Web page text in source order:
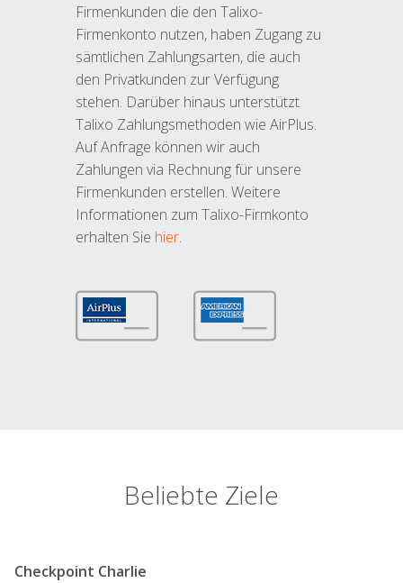
Firmenkunden die den Talixo-
Firmenkonto nutzen, haben Zugang zu
sämtlichen Zahlungsarten, die auch
den Privatkunden zur Verfügung
stehen. Darüber hinaus unterstützt
Talixo Zahlungsmethoden wie AirPlus.
Auf Anfrage können wir auch
Zahlungen via Rechnung für unsere
Firmenkunden erstellen. Weitere
Informationen zum Talixo-Firmkonto
erhalten Sie hier.
Beliebte Ziele
Checkpoint Charlie